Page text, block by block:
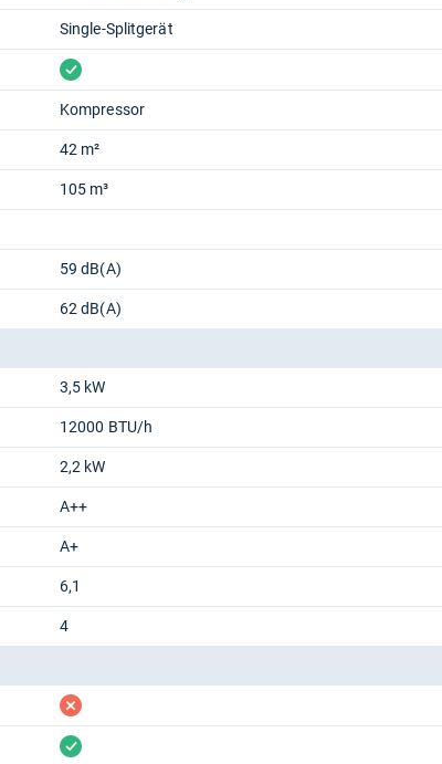
Single-Splitgerät
vorhanden
Kompressor
42 m²
105 m³
59 dB(A)
62 dB(A)
3,5 kW
12000 BTU/h
2,2 kW
A++
A+
6,1
4
fehlt
vorhanden